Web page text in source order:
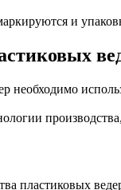
и
необходимо
пластиковых